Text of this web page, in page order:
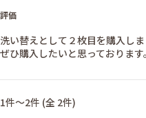
評価
洗い替えとして２枚目を購入し
ぜひ購入したいと思っておりま
1件～2件 (全 2件)